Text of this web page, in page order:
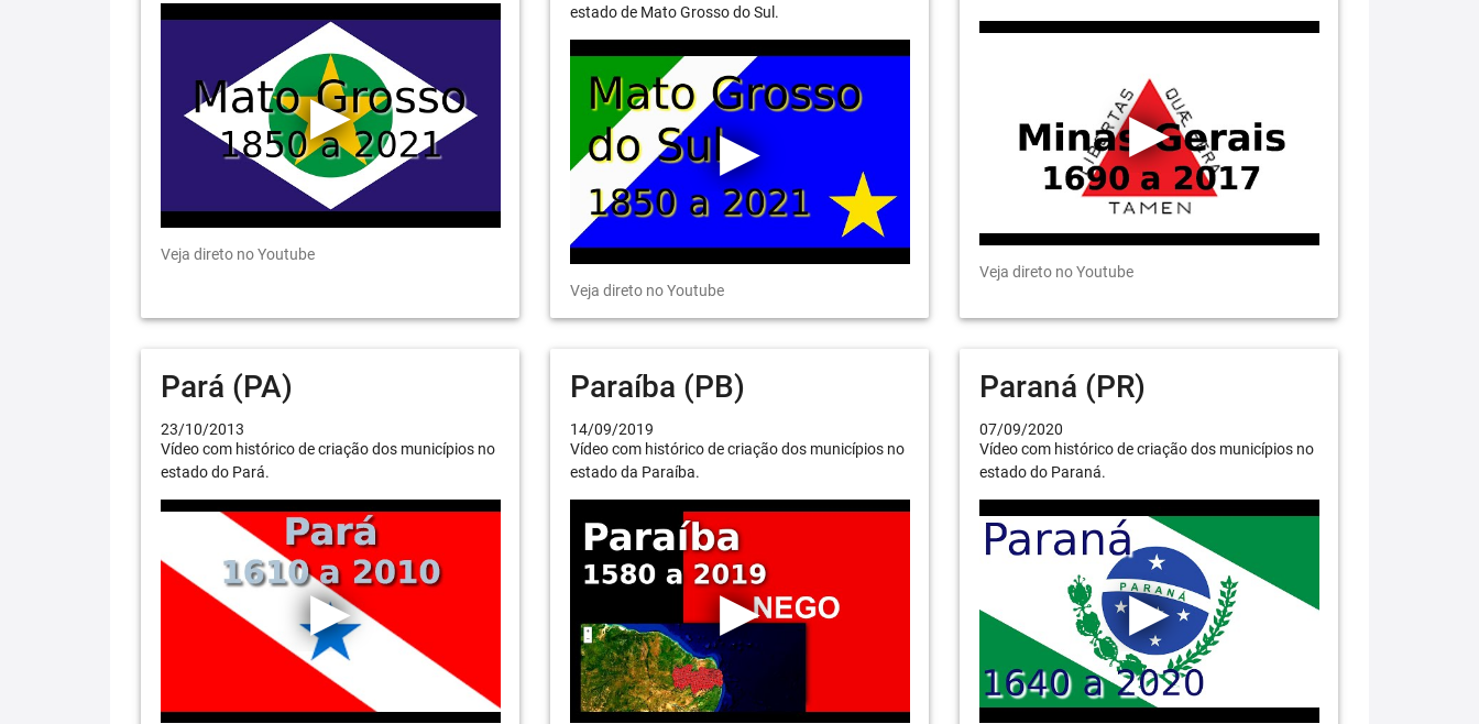
Veja direto no Youtube
estado de Mato Grosso do Sul.
Veja direto no Youtube
Veja direto no Youtube
Pará (PA)
23/10/2013
Vídeo com histórico de criação dos municípios no
estado do Pará.
Paraíba (PB)
14/09/2019
Vídeo com histórico de criação dos municípios no
estado da Paraíba.
Paraná (PR)
07/09/2020
Vídeo com histórico de criação dos municípios no
estado do Paraná.